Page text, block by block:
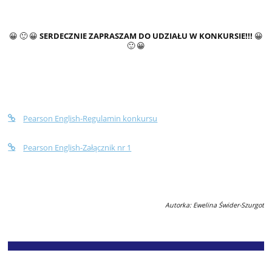
😀 🙂 😀 SERDECZNIE ZAPRASZAM DO UDZIAŁU W KONKURSIE!!! 😀
🙂 😀
Pearson English-Regulamin konkursu
Pearson English-Załącznik nr 1
Autorka: Ewelina Świder-Szurgot